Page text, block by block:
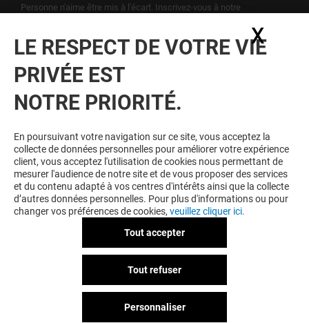
Personne n'aime être mis à l'écart. Inscrivez-vous à notre
Voir notre politique de protection des
données personelles.
FIDELE
Devenez membre de L'esplanade pour bénéficier
d'avantages, d'offres et de services exclusifs dans
votre Centre Commercial L'esplanade et chez nos
partenaires.
Règlement Intérieur
LE RESPECT DE VOTRE VIE
PRIVÉE EST
NOTRE PRIORITÉ.
En poursuivant votre navigation sur ce site, vous acceptez la
collecte de données personnelles pour améliorer votre expérience
client, vous acceptez l'utilisation de cookies nous permettant de
mesurer l'audience de notre site et de vous proposer des services
et du contenu adapté à vos centres d'intérêts ainsi que la collecte
d’autres données personnelles. Pour plus d'informations ou pour
changer vos préférences de cookies, veuillez cliquer ici.
Tout accepter
Tout refuser
Personnaliser
X